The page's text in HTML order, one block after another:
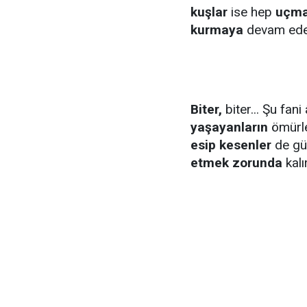
kuşlar ise hep
kurmaya devam
Biter, biter... Şu
yaşayanların
esip kesenler de
etmek zorunda